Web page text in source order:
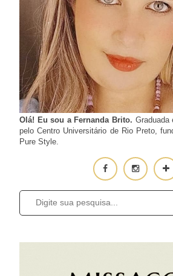
Olá! Eu sou a Fernanda Brito. Graduada
pelo Centro Universitário de Rio Preto,
Pure Style.